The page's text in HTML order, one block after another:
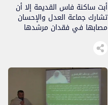
أبت ساكنة فاس القديمة إلا أن
تشارك جماعة العدل والإحسان
مصابها في فقدان مرشدها
الله..